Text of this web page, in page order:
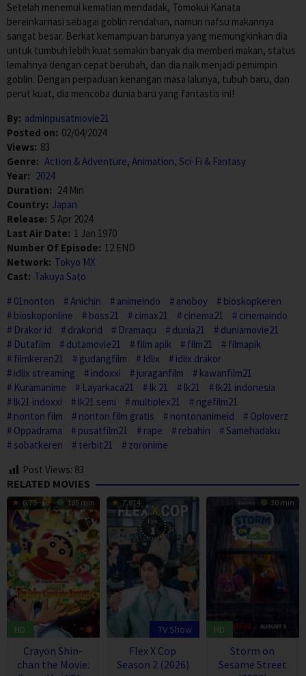
Setelah menemui kematian mendadak, Tomokui Kanata
bereinkarnasi sebagai goblin rendahan, namun nafsu makannya
sangat besar. Berkat kemampuan barunya yang memungkinkan dia
untuk tumbuh lebih kuat semakin banyak dia memberi makan, status
lemahnya dengan cepat berubah, dan dia naik menjadi pemimpin
goblin. Dengan perpaduan kenangan masa lalunya, tubuh baru, dan
perut kuat, dia mencoba dunia baru yang fantastis ini!
By: adminpusatmovie21
Posted on: 02/04/2024
Views: 83
Genre: Action & Adventure, Animation, Sci-Fi & Fantasy
Year: 2024
Duration: 24 Min
Country: Japan
Release: 5 Apr 2024
Last Air Date: 1 Jan 1970
Number Of Episode: 12 END
Network: Tokyo MX
Cast: Takuya Sato
01nonton
Anichin animeindo anoboy
bioskopkeren
bioskoponline
boss21 cimax21 cinema21
cinemaindo
Drakor id
drakorid Dramaqu dunia21
duniamovie21
Dutafilm
dutamovie21 film apik film21
filmapik
filmkeren21
gudangfilm Idlix
idlix drakor
idlix streaming
indoxxi juraganfilm
kawanfilm21
Kuramanime
Layarkaca21 lk 21 lk21
lk21 indonesia
lk21 indoxxi
lk21 semi multiplex21
ngefilm21
nonton film
nonton film gratis nontonanimeid
Oploverz
Oppadrama
pusatfilm21 rape rebahin
Samehadaku
sobatkeren
terbit21
zoronime
Post Views: 83
RELATED MOVIES
6.75 105 min
HD
Crayon Shin-
chan the Movie:
7.814
Eps:
1
TV Show
Flex X Cop
Season 2 (2026)
30 min
HD
Storm on
Sesame Street